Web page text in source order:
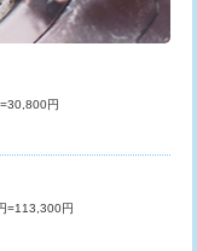
55,000円
22,000円
33,000円
円
=113,300円